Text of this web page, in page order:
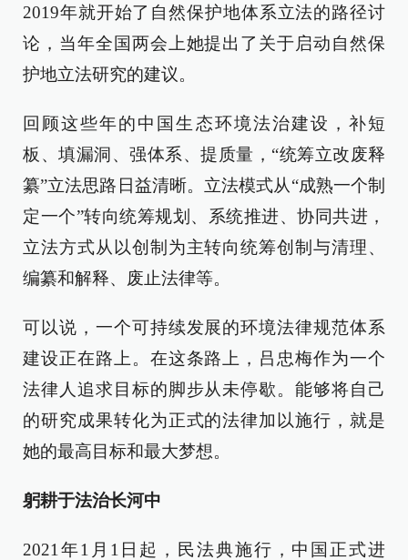
2019年就开始了自然保护地体系立法的路径讨
论，当年全国两会上她提出了关于启动自然保
护地立法研究的建议。
回顾这些年的中国生态环境法治建设，补短
板、填漏洞、强体系、提质量，“统筹立改废释
纂”立法思路日益清晰。立法模式从“成熟一个制
定一个”转向统筹规划、系统推进、协同共进，
立法方式从以创制为主转向统筹创制与清理、
编纂和解释、废止法律等。
可以说，一个可持续发展的环境法律规范体系
建设正在路上。在这条路上，吕忠梅作为一个
法律人追求目标的脚步从未停歇。能够将自己
的研究成果转化为正式的法律加以施行，就是
她的最高目标和最大梦想。
躬耕于法治长河中
2021年1月1日起，民法典施行，中国正式进